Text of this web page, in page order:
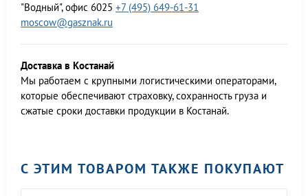
"Водный", офис 6025 +7 (495) 649-61-31
moscow@gasznak.ru
Доставка в Костанай
Мы работаем c крупными логистическими операторами,
которые обеспечивают страховку, сохранность груза и
сжатые сроки доставки продукции в Костанай.
С ЭТИМ ТОВАРОМ ТАКЖЕ ПОКУПАЮТ